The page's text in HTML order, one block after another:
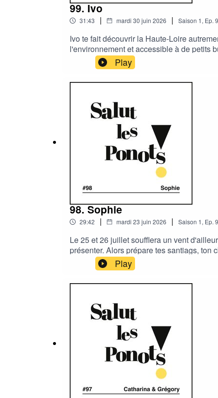
99. Ivo
31:43 | mardi 30 juin 2026 | Saison 1, Ep.
Ivo te fait découvrir la Haute-Loire
l'environnement et accessible à de petits
Play
98. Sophie
29:42 | mardi 23 juin 2026 | Saison 1, Ep.
Le 25 et 26 juillet soufflera un vent
présenter. Alors prépare tes santiags, ton
Play